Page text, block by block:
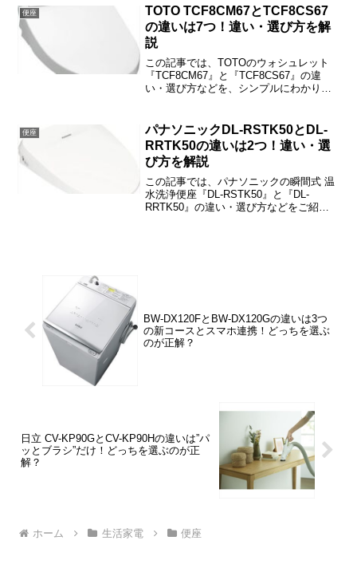
「ダブル保温便座」「省エネ率」の3つで
す。
便座
TOTO TCF8CM67とTCF8CS67
の違いは7つ！違い・選び方を解
説
この記事では、TOTOのウォシュレット
『TCF8CM67』と『TCF8CS67』の違
い・選び方などを、シンプルにわかりや
「プレミスト」「節電機能」などの7つで
す。
便座
パナソニックDL-RSTK50とDL-
RRTK50の違いは2つ！違い・選
び方を解説
この記事では、パナソニックの瞬間式 温
水洗浄便座『DL-RSTK50』と『DL-
RRTK50』の違い・選び方などをご紹介
BW-DX120FとBW-DX120Gの違いは3つ
の新コースとスマホ連携！どっちを選ぶ
のが正解？
日立 CV-KP90GとCV-KP90Hの違いは”パ
ッとブラシ”だけ！どっちを選ぶのが正
解？
ホーム 生活家電 便座